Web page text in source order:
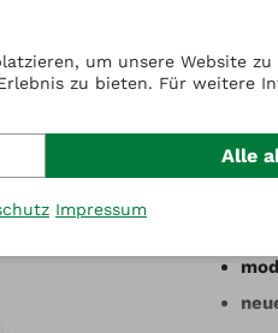
RM
um unsere Website
zu bieten. Für weitere
Alle
Impressum